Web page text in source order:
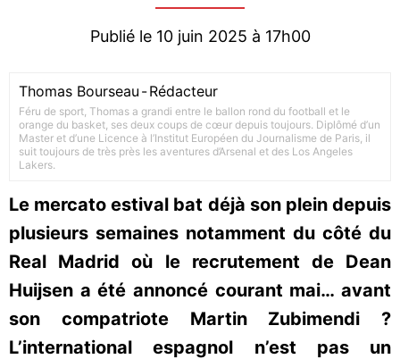
Publié le 10 juin 2025 à 17h00
Thomas Bourseau -Rédacteur
Féru de sport, Thomas a grandi entre le ballon rond du football et le
orange du basket, ses deux coups de cœur depuis toujours. Diplômé d’un
Master et d’une Licence à l’Institut Européen du Journalisme de Paris, il
suit toujours de très près les aventures d’Arsenal et des Los Angeles
Lakers.
Le mercato estival bat déjà son plein depuis
plusieurs semaines notamment du côté du
Real Madrid où le recrutement de Dean
Huijsen a été annoncé courant mai… avant
son compatriote Martin Zubimendi ?
L’international espagnol n’est pas un